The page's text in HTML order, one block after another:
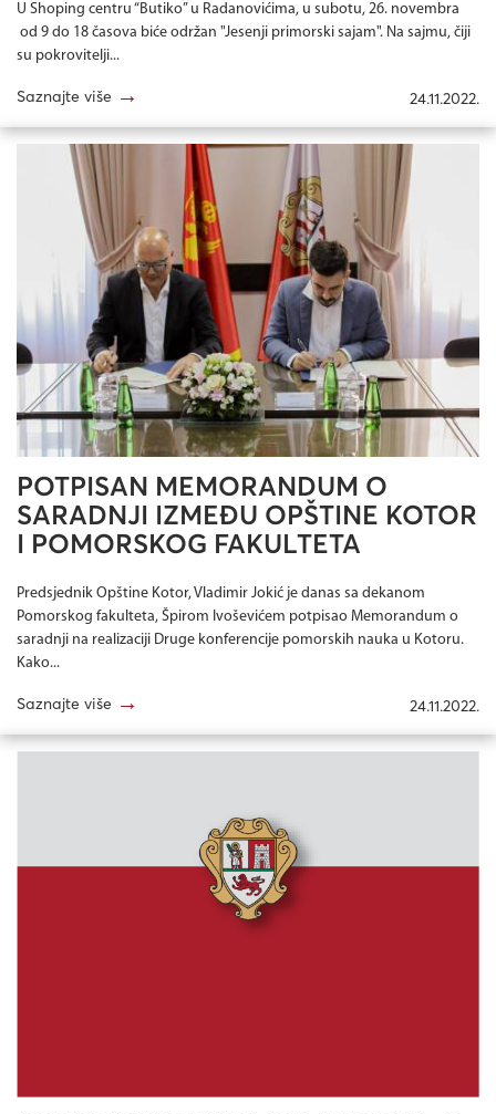
U Shoping centru “Butiko” u Radanovićima, u subotu, 26. novembra
od 9 do 18 časova biće održan "Jesenji primorski sajam". Na sajmu, čiji
su pokrovitelji...
Saznajte više → 24.11.2022.
POTPISAN MEMORANDUM O
SARADNJI IZMEĐU OPŠTINE KOTOR
I POMORSKOG FAKULTETA
Predsjednik Opštine Kotor, Vladimir Jokić je danas sa dekanom
Pomorskog fakulteta, Špirom Ivoševićem potpisao Memorandum o
saradnji na realizaciji Druge konferencije pomorskih nauka u Kotoru.
Kako...
Saznajte više → 24.11.2022.